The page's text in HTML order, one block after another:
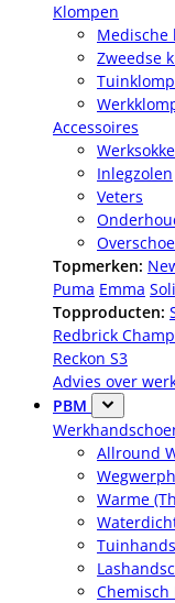
Klompen
Medische
Zweedse
Accessoires
Inlegzolen
Veters
Topmerken:
Puma Emma
Topproducten:
Redbrick
Reckon S3
Advies over
PBM
Allround
Warme
Chemisch